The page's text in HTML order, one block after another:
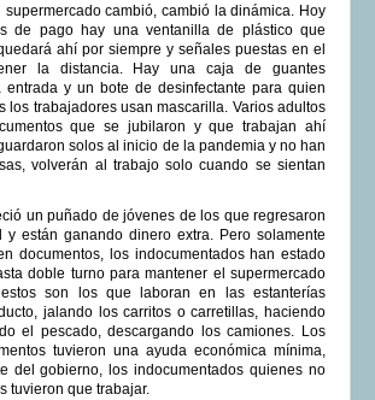
supermercado cambió, cambió la dinámica. Hoy
de pago hay una ventanilla de plástico que
ahí por siempre y señales puestas en el
la distancia. Hay una caja de guantes
entrada y un bote de desinfectante para quien
los trabajadores usan mascarilla. Varios adultos
que se jubilaron y que trabajan ahí
solos al inicio de la pandemia y no han
volverán al trabajo solo cuando se sientan
un puñado de jóvenes de los que regresaron
y están ganando dinero extra. Pero solamente
documentos, los indocumentados han estado
doble turno para mantener el supermercado
son los que laboran en las estanterías
jalando los carritos o carretillas, haciendo
el pescado, descargando los camiones. Los
tuvieron una ayuda económica mínima,
del gobierno, los indocumentados quienes no
tuvieron que trabajar.